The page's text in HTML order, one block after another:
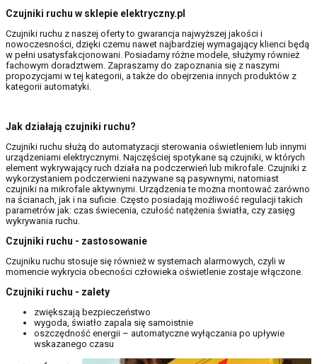
Czujniki ruchu w sklepie elektryczny.pl
Czujniki ruchu z naszej oferty to gwarancja najwyższej jakości i
nowoczesności, dzięki czemu nawet najbardziej wymagający klienci będą
w pełni usatysfakcjonowani. Posiadamy różne modele, służymy również
fachowym doradztwem. Zapraszamy do zapoznania się z naszymi
propozycjami w tej kategorii, a także do obejrzenia innych produktów z
kategorii automatyki.
Jak działają czujniki ruchu?
Czujniki ruchu służą do automatyzacji sterowania oświetleniem lub innymi
urządzeniami elektrycznymi. Najczęściej spotykane są czujniki, w których
element wykrywający ruch działa na podczerwień lub mikrofale. Czujniki z
wykorzystaniem podczerwieni nazywane są pasywnymi, natomiast
czujniki na mikrofale aktywnymi. Urządzenia te można montować zarówno
na ścianach, jak i na suficie. Często posiadają możliwość regulacji takich
parametrów jak: czas świecenia, czułość natężenia światła, czy zasięg
wykrywania ruchu.
Czujniki ruchu - zastosowanie
Czujniku ruchu stosuje się również w systemach alarmowych, czyli w
momencie wykrycia obecności człowieka oświetlenie zostaje włączone.
Czujniki ruchu - zalety
zwiększają bezpieczeństwo
wygoda, światło zapala się samoistnie
oszczędność energii – automatyczne wyłączania po upływie
wskazanego czasu